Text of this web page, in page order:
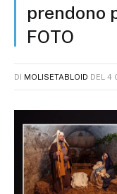
prendono
FOTO
DI MOLISETABLOID DEL 4